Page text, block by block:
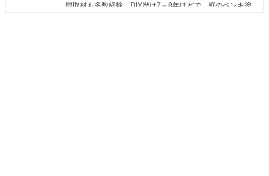
問取材も多数経験。DIY歴は7～8年ほどで、壁のペンキ塗
りや壁紙チェンジなどもチャレンジ済み。初心者でもモノ